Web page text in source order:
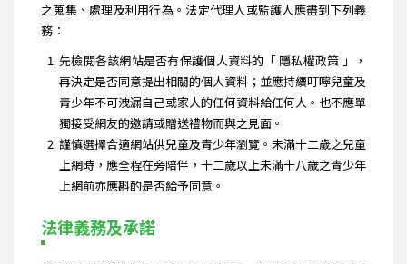
之蒐集、處理及利用行為。法定代理人或監護人應盡到下列義
務：
先檢閱各該網站是否有保護個人資料的「 隱私權政策 」，
再決定是否同意提出相關的個人資料；並應持續叮嚀兒童及
青少年不可洩漏自己或家人的任何資料給任何人。也不應單
獨接受網友的邀請或贈送禮物而與之見面。
謹慎選擇合適網站供兒童及青少年瀏覽。未滿十二歲之兒童
上網時，應全程在旁陪伴，十二歲以上未滿十八歲之青少年
上網前亦應斟酌是否給予同意。
法律義務及承諾